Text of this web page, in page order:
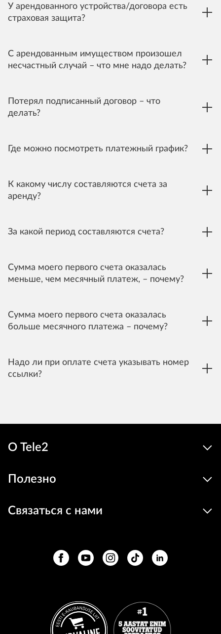
У арендованного устройства/договора есть
страховая защита?
С арендованным имуществом произошел
несчастный случай – что мне надо делать?
Потерял подписанный договор – что
делать?
Где можно посмотреть платежный график?
К какому числу составляются счета за
аренду?
За какой период составляются счета?
Сумма моего первого счета оказалась
меньше, чем месячный платеж, – почему?
Сумма моего первого счета оказалась
больше месячного платежа – почему?
Надо ли при оплате счета указывать номер
ссылки?
О Tele2
Полезно
Связаться с нами